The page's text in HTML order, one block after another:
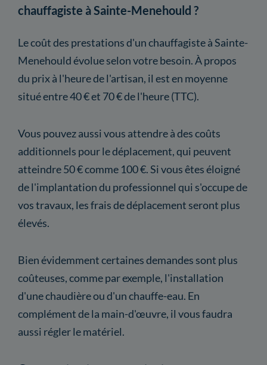
chauffagiste à Sainte-Menehould ?
Le coût des prestations d'un chauffagiste à Sainte-
Menehould évolue selon votre besoin. À propos
du prix à l'heure de l'artisan, il est en moyenne
situé entre 40 € et 70 € de l'heure (TTC).
Vous pouvez aussi vous attendre à des coûts
additionnels pour le déplacement, qui peuvent
atteindre 50 € comme 100 €. Si vous êtes éloigné
de l'implantation du professionnel qui s'occupe de
vos travaux, les frais de déplacement seront plus
élevés.
Bien évidemment certaines demandes sont plus
coûteuses, comme par exemple, l'installation
d'une chaudière ou d'un chauffe-eau. En
complément de la main-d'œuvre, il vous faudra
aussi régler le matériel.